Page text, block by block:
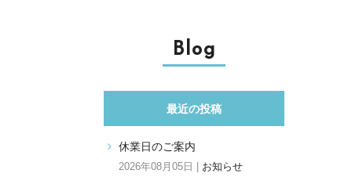
Blog
最近の投稿
休業日のご案内
2026年08月05日 | お知らせ